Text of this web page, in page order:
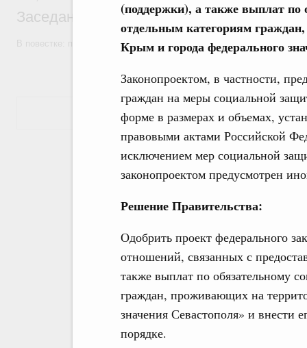
(поддержки), а также выплат по
отдельным категориям
Крым и города федерального
Законопроектом, в частности,
граждан на меры социальной
форме в размерах и объемах,
правовыми актами Российской
исключением мер социальной
законопроектом предусмотрен
Решение Правительства:
Одобрить проект федерального
отношений, связанных с
также выплат по обязательному
граждан, проживающих на
значения Севастополя» и внести
порядке.
Заседание Правительства (2026 год, №7)
В повестке: проекты федеральных законов, бюджетные
Показать еще